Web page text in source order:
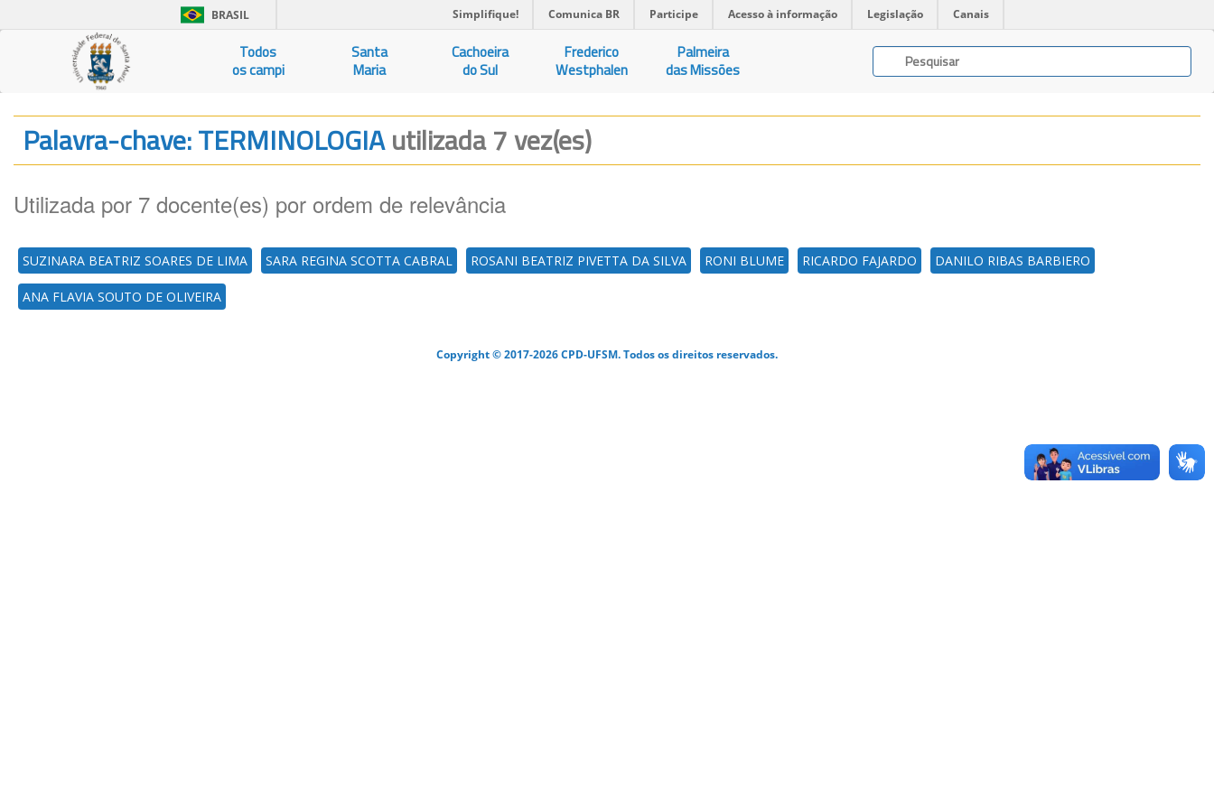
BRASIL Simplifique! Comunica BR Participe Acesso à informação Legislação Canais
Todos
os campi
Santa
Maria
Cachoeira
do Sul
Frederico
Westphalen
Palmeira
das Missões
Palavra-chave: TERMINOLOGIAutilizada 7 vez(es)
Utilizada por 7 docente(es) por ordem de relevância
SUZINARA BEATRIZ SOARES DE LIMA SARA REGINA SCOTTA CABRAL ROSANI BEATRIZ PIVETTA DA SILVA RONI BLUME RICARDO FAJARDO DANILO RIBAS BARBIERO
ANA FLAVIA SOUTO DE OLIVEIRA
Copyright © 2017-2026 CPD-UFSM. Todos os direitos reservados.